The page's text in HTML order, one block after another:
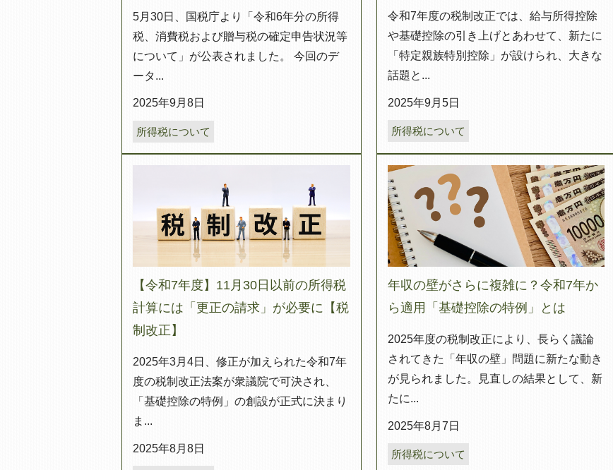
5月30日、国税庁より「令和6年分の所得
税、消費税および贈与税の確定申告状況等
について」が公表されました。 今回のデ
ータ...
2025年9月8日
所得税について
令和7年度の税制改正では、給与所得控除
や基礎控除の引き上げとあわせて、新たに
「特定親族特別控除」が設けられ、大きな
話題と...
2025年9月5日
所得税について
【令和7年度】11月30日以前の所得税
計算には「更正の請求」が必要に【税
制改正】
2025年3月4日、修正が加えられた令和7年
度の税制改正法案が衆議院で可決され、
「基礎控除の特例」の創設が正式に決まり
ま...
2025年8月8日
年収の壁がさらに複雑に？令和7年か
ら適用「基礎控除の特例」とは
2025年度の税制改正により、長らく議論
されてきた「年収の壁」問題に新たな動き
が見られました。見直しの結果として、新
たに...
2025年8月7日
所得税について